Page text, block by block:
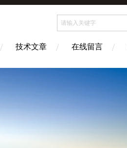
技术文章 在线留言